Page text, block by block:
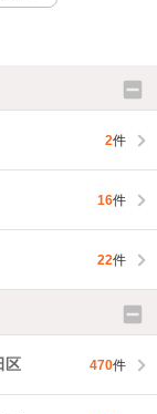
2件
16件
22件
区 470件